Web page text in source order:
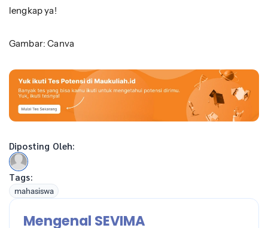
lengkap ya!
Gambar: Canva
Diposting Oleh:
Tags:
mahasiswa
Mengenal SEVIMA